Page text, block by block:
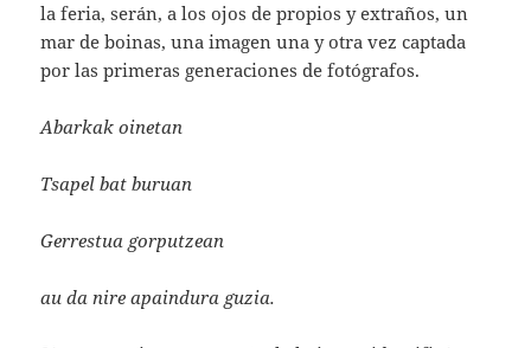
la feria, serán, a los ojos de propios y extraños, un
mar de boinas, una imagen una y otra vez captada
por las primeras generaciones de fotógrafos.
Abarkak oinetan
Tsapel bat buruan
Gerrestua gorputzean
au da nire apaindura guzia.